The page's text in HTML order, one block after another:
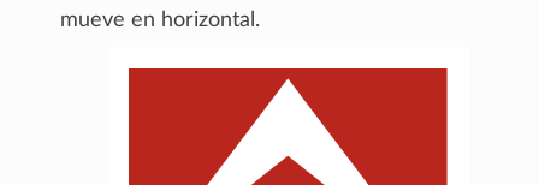
mueve en horizontal.